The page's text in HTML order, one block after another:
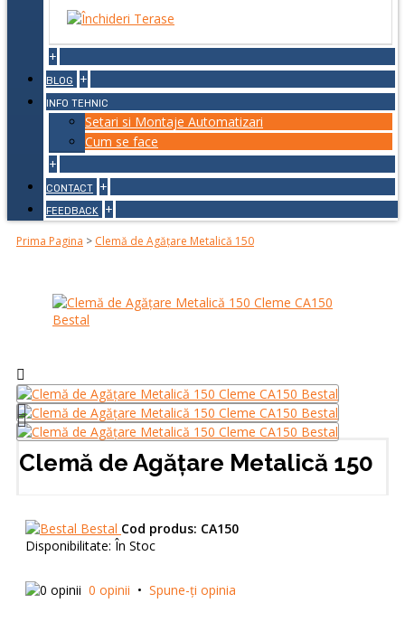
+
BLOG +
INFO TEHNIC
Setari si Montaje Automatizari
Cum se face
+
CONTACT +
FEEDBACK +
Prima Pagina > Clemă de Agățare Metalică 150
Clemă de Agățare Metalică 150
Bestal Cod produs: CA150
Disponibilitate: În Stoc
0 opinii • Spune-ţi opinia